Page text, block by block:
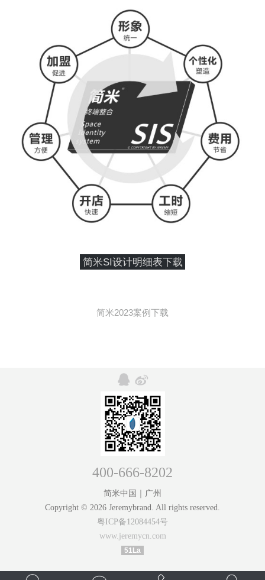
简米SI设计明细表下载
简米2023案例下载
400-666-8202
简米中国｜广州
Copyright © 2026 Jeremybrand. All rights reserved.
粤ICP备12084454号
www.jeremycn.com
51La